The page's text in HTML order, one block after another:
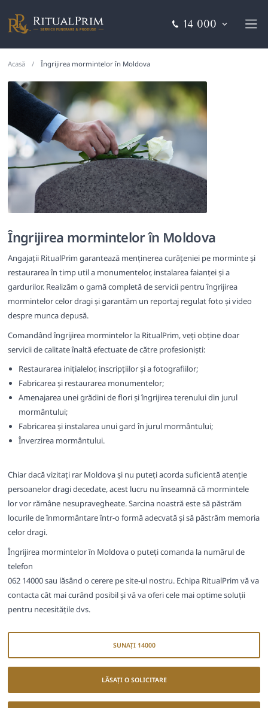
14 000
Acasă Îngrijirea mormintelor în Moldova
Îngrijirea mormintelor în Moldova
Angajații RitualPrim garantează menținerea curățeniei pe morminte și
restaurarea în timp util a monumentelor, instalarea faianței și a
gardurilor. Realizăm o gamă completă de servicii pentru îngrijirea
mormintelor celor dragi și garantăm un reportaj regulat foto și video
despre munca depusă.
Comandând îngrijirea mormintelor la RitualPrim, veți obține doar
servicii de calitate înaltă efectuate de către profesioniști:
Restaurarea inițialelor, inscripțiilor și a fotografiilor;
Fabricarea și restaurarea monumentelor;
Amenajarea unei grădini de flori și îngrijirea terenului din jurul
mormântului;
Fabricarea și instalarea unui gard în jurul mormântului;
Înverzirea mormântului.
Chiar dacă vizitați rar Moldova și nu puteți acorda suficientă atenție
persoanelor dragi decedate, acest lucru nu înseamnă că mormintele
lor vor rămâne nesupravegheate. Sarcina noastră este să păstrăm
locurile de înmormântare într-o formă adecvată și să păstrăm memoria
celor dragi.
Îngrijirea mormintelor în Moldova o puteți comanda la numărul de
telefon
062 14000 sau lăsând o cerere pe site-ul nostru. Echipa RitualPrim vă va
contacta cât mai curând posibil și vă va oferi cele mai optime soluții
pentru necesitățile dvs.
SUNAȚI 14000
LĂSAȚI O SOLICITARE